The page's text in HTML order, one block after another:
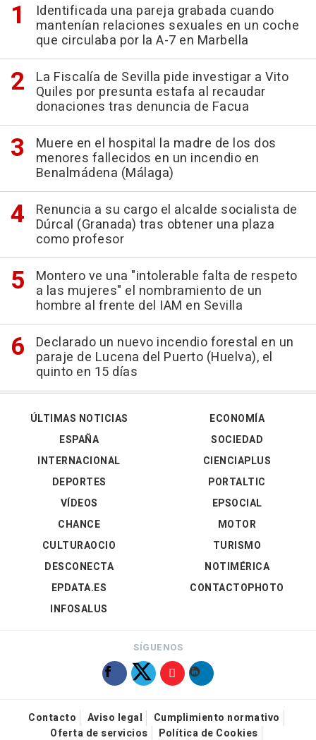
Identificada una pareja grabada cuando
mantenían relaciones sexuales en un coche
que circulaba por la A-7 en Marbella
La Fiscalía de Sevilla pide investigar a Vito
Quiles por presunta estafa al recaudar
donaciones tras denuncia de Facua
Muere en el hospital la madre de los dos
menores fallecidos en un incendio en
Benalmádena (Málaga)
Renuncia a su cargo el alcalde socialista de
Dúrcal (Granada) tras obtener una plaza
como profesor
Montero ve una "intolerable falta de respeto
a las mujeres" el nombramiento de un
hombre al frente del IAM en Sevilla
Declarado un nuevo incendio forestal en un
paraje de Lucena del Puerto (Huelva), el
quinto en 15 días
ÚLTIMAS NOTICIAS
ESPAÑA
INTERNACIONAL
DEPORTES
VÍDEOS
ECONOMÍA
SOCIEDAD
CIENCIAPLUS
PORTALTIC
EPSOCIAL
CHANCE
CULTURAOCIO
DESCONECTA
EPDATA.ES
INFOSALUS
MOTOR
TURISMO
NOTIMÉRICA
CONTACTOPHOTO
SÍGUENOS
Contacto Aviso legal
Cumplimiento normativo
Oferta de servicios
Política de Cookies